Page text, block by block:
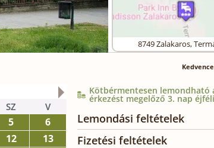
8749Zalakaros,
SZ V
5
6
12
13
2026.
CS
5
6 7
Kötbérmentesen lemondható
érkezést megelőző 3. nap
Lemondási feltételek
Fizetési feltételek